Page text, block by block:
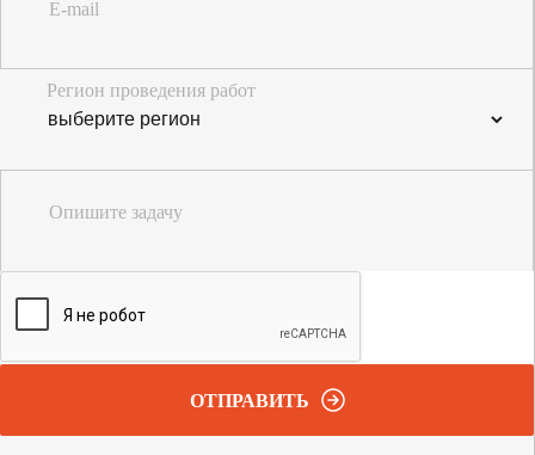
E-mail
Регион проведения работ
Опишите задачу
ОТПРАВИТЬ